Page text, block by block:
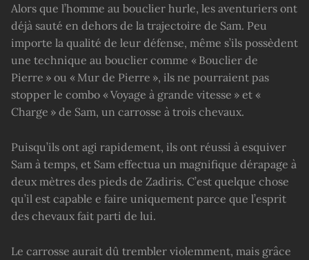
Alors que l’homme au bouclier hurle, les aventuriers ont
déjà sauté en dehors de la trajectoire de Sam. Peu
importe la qualité de leur défense, même s’ils possèdent
une technique au bouclier comme « Bouclier de
Pierre » ou « Mur de Pierre », ils ne pourraient pas
stopper le combo « Voyage à grande vitesse » et «
Charge » de Sam, un carrosse à trois chevaux.
Puisqu’ils ont agi rapidement, ils ont réussi à esquiver
Sam à temps, et Sam effectua un magnifique dérapage à
deux mètres des pieds de Zadiris. C’est quelque chose
qu’il est capable e faire uniquement parce que l’esprit
des chevaux fait parti de lui.
Le carrosse aurait dû trembler violemment, mais grâce